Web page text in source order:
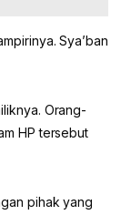
Sya’ban
Orang-
HP tersebut
pihak yang